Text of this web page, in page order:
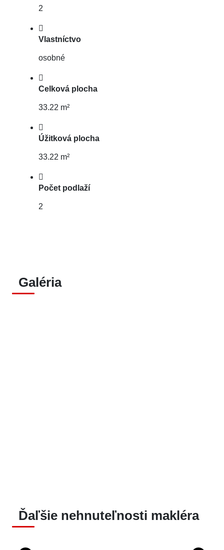
2
Vlastníctvo
osobné
Celková plocha
33.22 m²
Úžitková plocha
33.22 m²
Počet podlaží
2
Galéria
Ďaľšie nehnuteľnosti makléra